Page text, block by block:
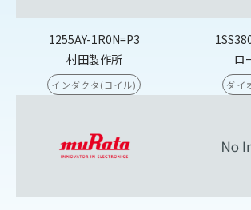
1255AY-1R0N=P3
村田製作所
インダクタ(コイル)
ロ
ダイ